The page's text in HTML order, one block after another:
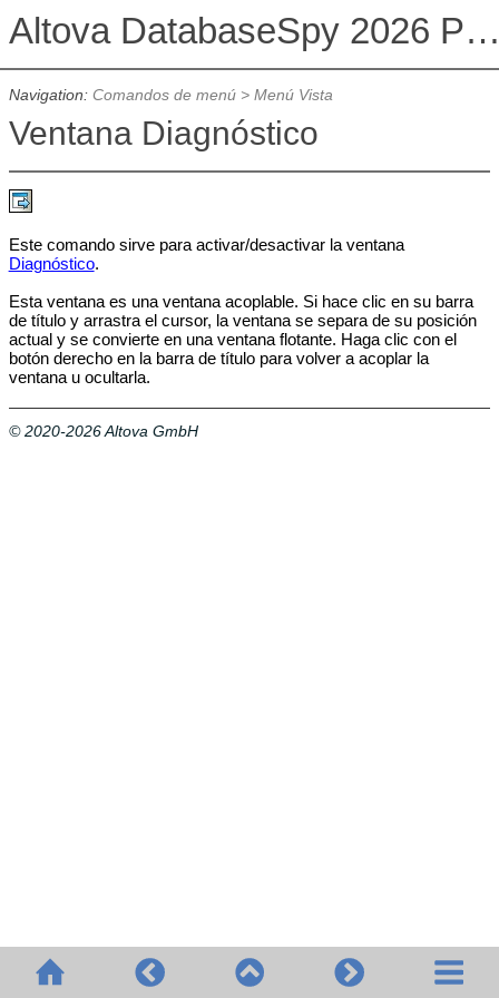
Altova DatabaseSpy 2026
Navigation: Comandos de menú> Menú Vista
Ventana Diagnóstico
Este comando sirve para activar/desactivar la ventana
Diagnóstico.
Esta ventana es una ventana acoplable. Si hace clic en su barra
de título y arrastra el cursor, la ventana se separa de su posición
actual y se convierte en una ventana flotante. Haga clic con el
botón derecho en la barra de título para volver a acoplar la
ventana u ocultarla.
© 2020-2026 Altova GmbH